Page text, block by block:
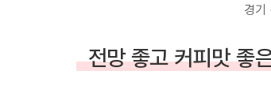
경기
전망 좋고 커피맛 좋